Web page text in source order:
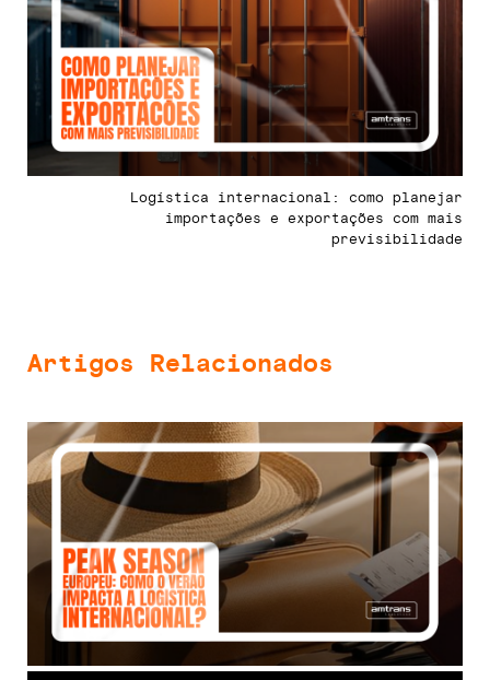
Logística internacional: como planejar
importações e exportações com mais
previsibilidade
Artigos Relacionados